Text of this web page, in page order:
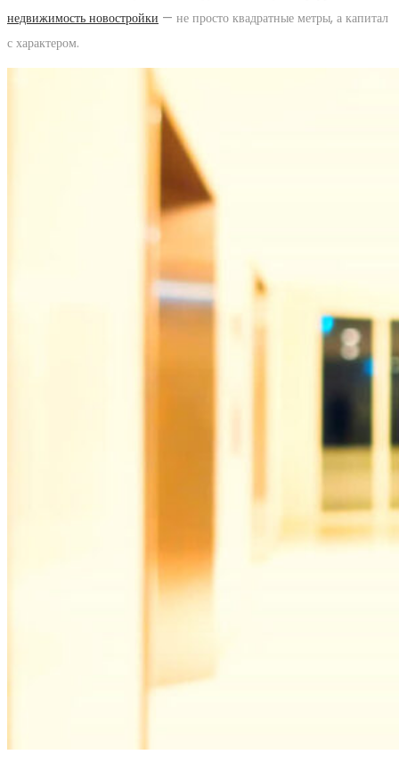
недвижимость новостройки — не просто квадратные метры, а капитал
с характером.